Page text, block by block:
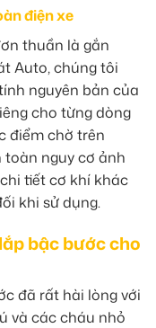
điện xe
thuần là gắn
Auto, chúng tôi
nguyên bản của
cho từng dòng
điểm chờ trên
nguy cơ ảnh
tiết cơ khí khác
khi sử dụng.
bậc bước cho
đã rất hài lòng với
và các cháu nhỏ